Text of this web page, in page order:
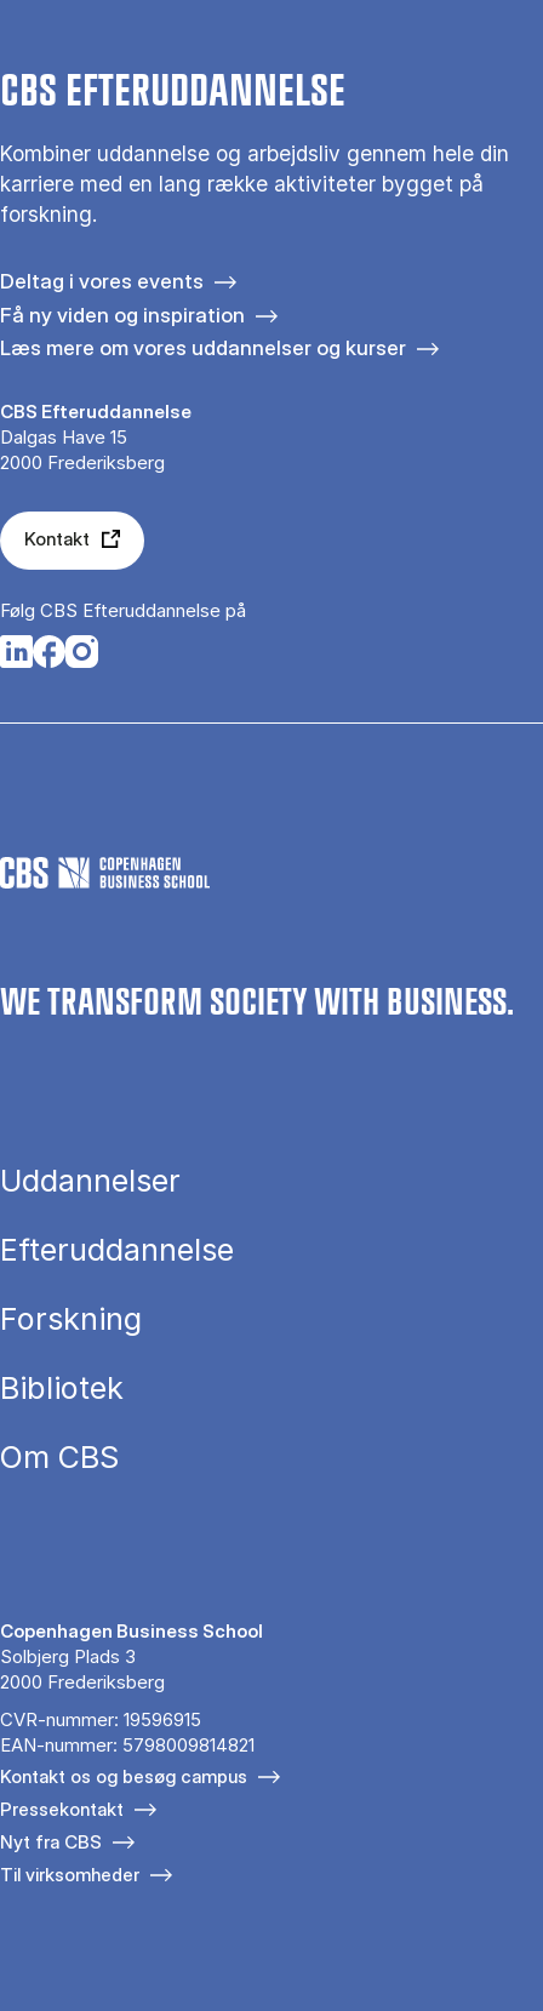
CBS EFTERUDDANNELSE
Kombiner uddannelse og arbejdsliv gennem hele din
karriere med en lang række aktiviteter bygget på
forskning.
Deltag i vores events
Få ny viden og inspiration
Læs mere om vores uddannelser og kurser
CBS Efteruddannelse
Dalgas Have 15
2000 Frederiksberg
Kontakt
Følg CBS Efteruddannelse på
Opens in a new tab
Opens in a new tab
Opens in a new tab
WE TRANSFORM SOCIETY WITH BUSINESS.
Uddannelser
Efteruddannelse
Forskning
Bibliotek
Om CBS
Copenhagen Business School
Solbjerg Plads 3
2000 Frederiksberg
CVR-nummer: 19596915
EAN-nummer: 5798009814821
Kontakt os og besøg campus
Pressekontakt
Nyt fra CBS
Til virksomheder